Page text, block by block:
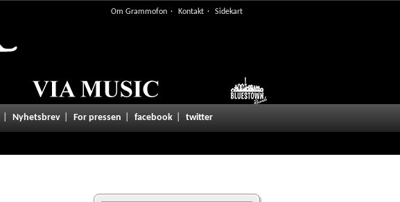
Om Grammofon Kontakt Sidekart
Nyhetsbrev For pressen facebook twitter